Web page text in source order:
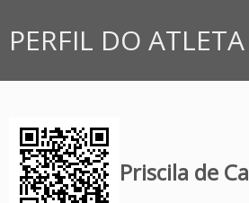
PERFIL DO ATLETA
Priscila de